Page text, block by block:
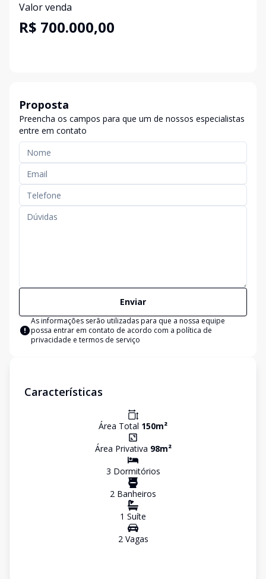
Valor venda
R$ 700.000,00
Proposta
Preencha os campos para que um de nossos especialistas
entre em contato
Enviar
As informações serão utilizadas para que a nossa equipe
possa entrar em contato de acordo com a política de
privacidade e termos de serviço
Características
Área Total 150m²
Área Privativa 98m²
3 Dormitórios
2 Banheiros
1 Suíte
2Vagas